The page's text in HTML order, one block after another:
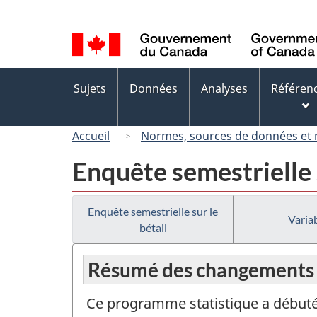
de
la
langue
des
Sujets Données Analyses
Accueil Normes, sources de données et
Enquête
Enquête semestrielle sur le
bétail
Résumé des changements
Ce programme statistique a